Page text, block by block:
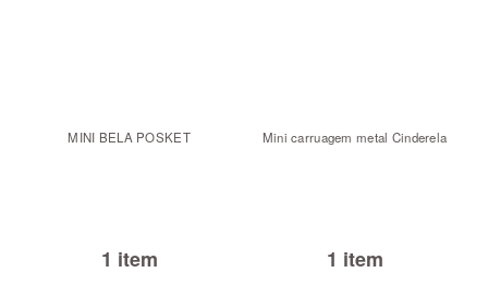
MINI BELA POSKET
1 item
Mini carruagem metal Cinderela
1 item